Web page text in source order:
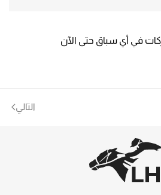
في أي سباق حتى الآن
التالي